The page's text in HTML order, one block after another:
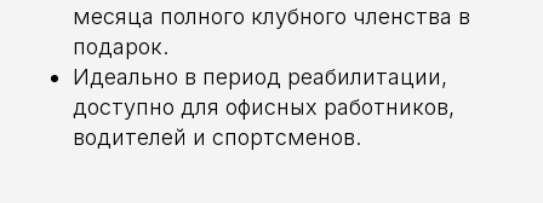
месяца полного клубного членства в
подарок.
Идеально в период реабилитации,
доступно для офисных работников,
водителей и спортсменов.